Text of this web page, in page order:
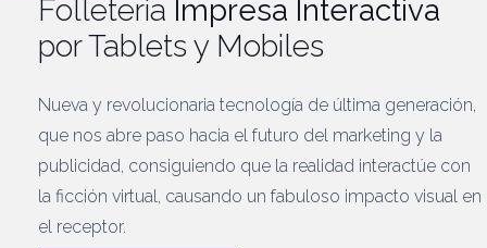
Folleteria Impresa Interactiva
por Tablets y Mobiles
Nueva y revolucionaria tecnología de última generación,
que nos abre paso hacia el futuro del marketing y la
publicidad, consiguiendo que la realidad interactúe con
la ficción virtual, causando un fabuloso impacto visual en
el receptor.